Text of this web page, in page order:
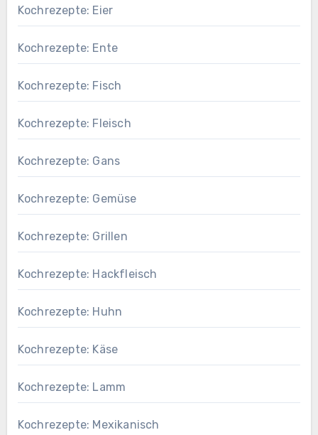
Kochrezepte: Eier
Kochrezepte: Ente
Kochrezepte: Fisch
Kochrezepte: Fleisch
Kochrezepte: Gans
Kochrezepte: Gemüse
Kochrezepte: Grillen
Kochrezepte: Hackfleisch
Kochrezepte: Huhn
Kochrezepte: Käse
Kochrezepte: Lamm
Kochrezepte: Mexikanisch